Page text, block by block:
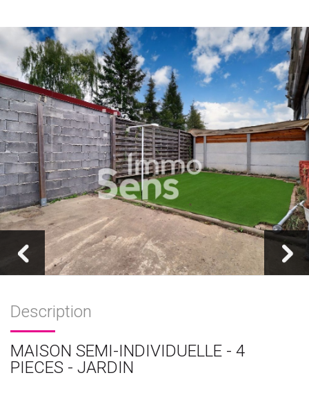
Description
MAISON SEMI-INDIVIDUELLE - 4
PIECES - JARDIN